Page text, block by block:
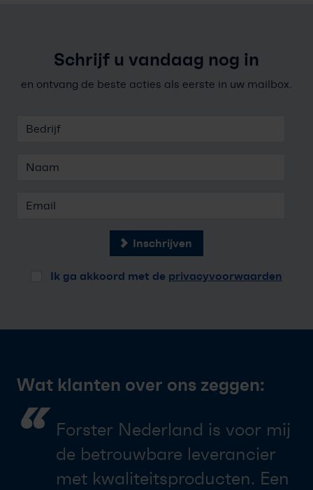
Schrijf u vandaag nog in
en ontvang de beste acties als eerste in uw mailbox.
Inschrijven
Ik ga akkoord met de privacyvoorwaarden
Wat klanten over ons zeggen:
“ Forster Nederland is voor mij
de betrouwbare leverancier
met kwaliteitsproducten. Een